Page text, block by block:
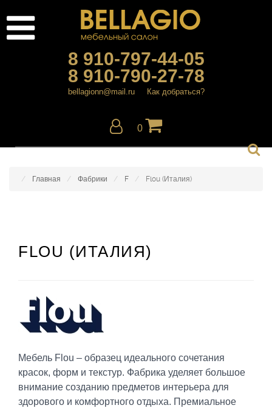
8 910-797-44-05
8 910-790-27-78
bellagionn@mail.ru Как добраться?
0
Главная Фабрики F Flou (Италия)
FLOU (ИТАЛИЯ)
Мебель Flou – образец идеального сочетания
красок, форм и текстур. Фабрика уделяет большое
внимание созданию предметов интерьера для
здорового и комфортного отдыха. Премиальное